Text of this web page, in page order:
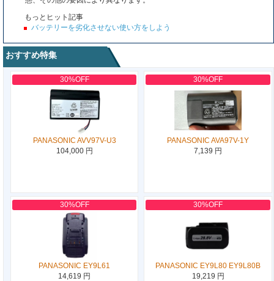
もっとヒット記事
バッテリーを劣化させない使い方をしよう
おすすめ特集
30%OFF
PANASONIC AVV97V-U3
104,000 円
30%OFF
PANASONIC AVA97V-1Y
7,139 円
30%OFF
PANASONIC EY9L61
14,619 円
30%OFF
PANASONIC EY9L80 EY9L80B
19,219 円